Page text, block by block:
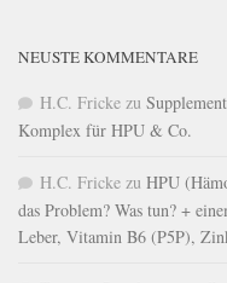
NEUSTE KOMMENTARE
H.C. Fricke zu
Komplex für HPU & Co.
H.C. Fricke zu HPU
das Problem? Was tun? +
Leber, Vitamin B6 (P5P),